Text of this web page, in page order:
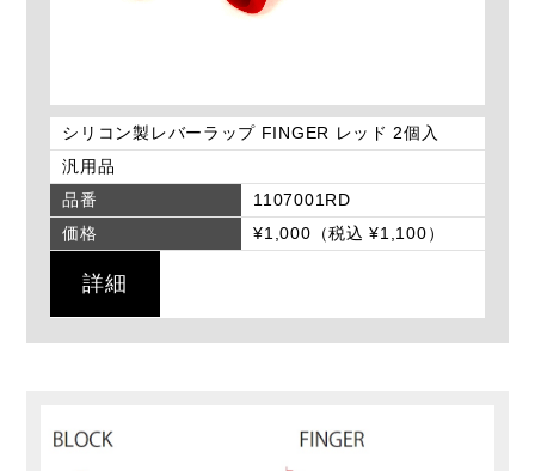
シリコン製レバーラップ FINGER レッド 2個入
汎用品
品番
1107001RD
価格
¥1,000（税込 ¥1,100）
詳細